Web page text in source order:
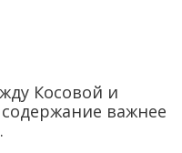
Косовой и
важнее